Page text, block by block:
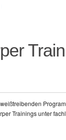
Trainings unter